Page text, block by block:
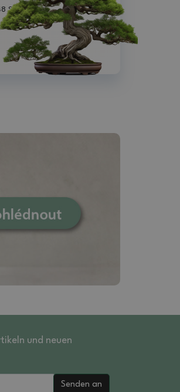
Stunden
und neuen
Senden an